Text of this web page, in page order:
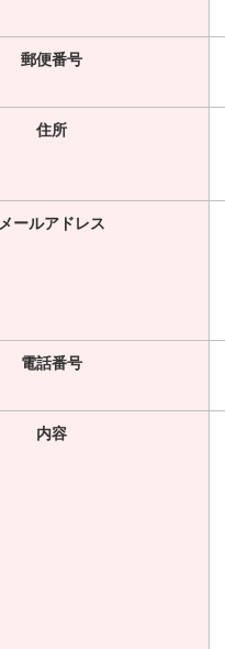
郵便番号
住所
メールアドレス
電話番号
内容